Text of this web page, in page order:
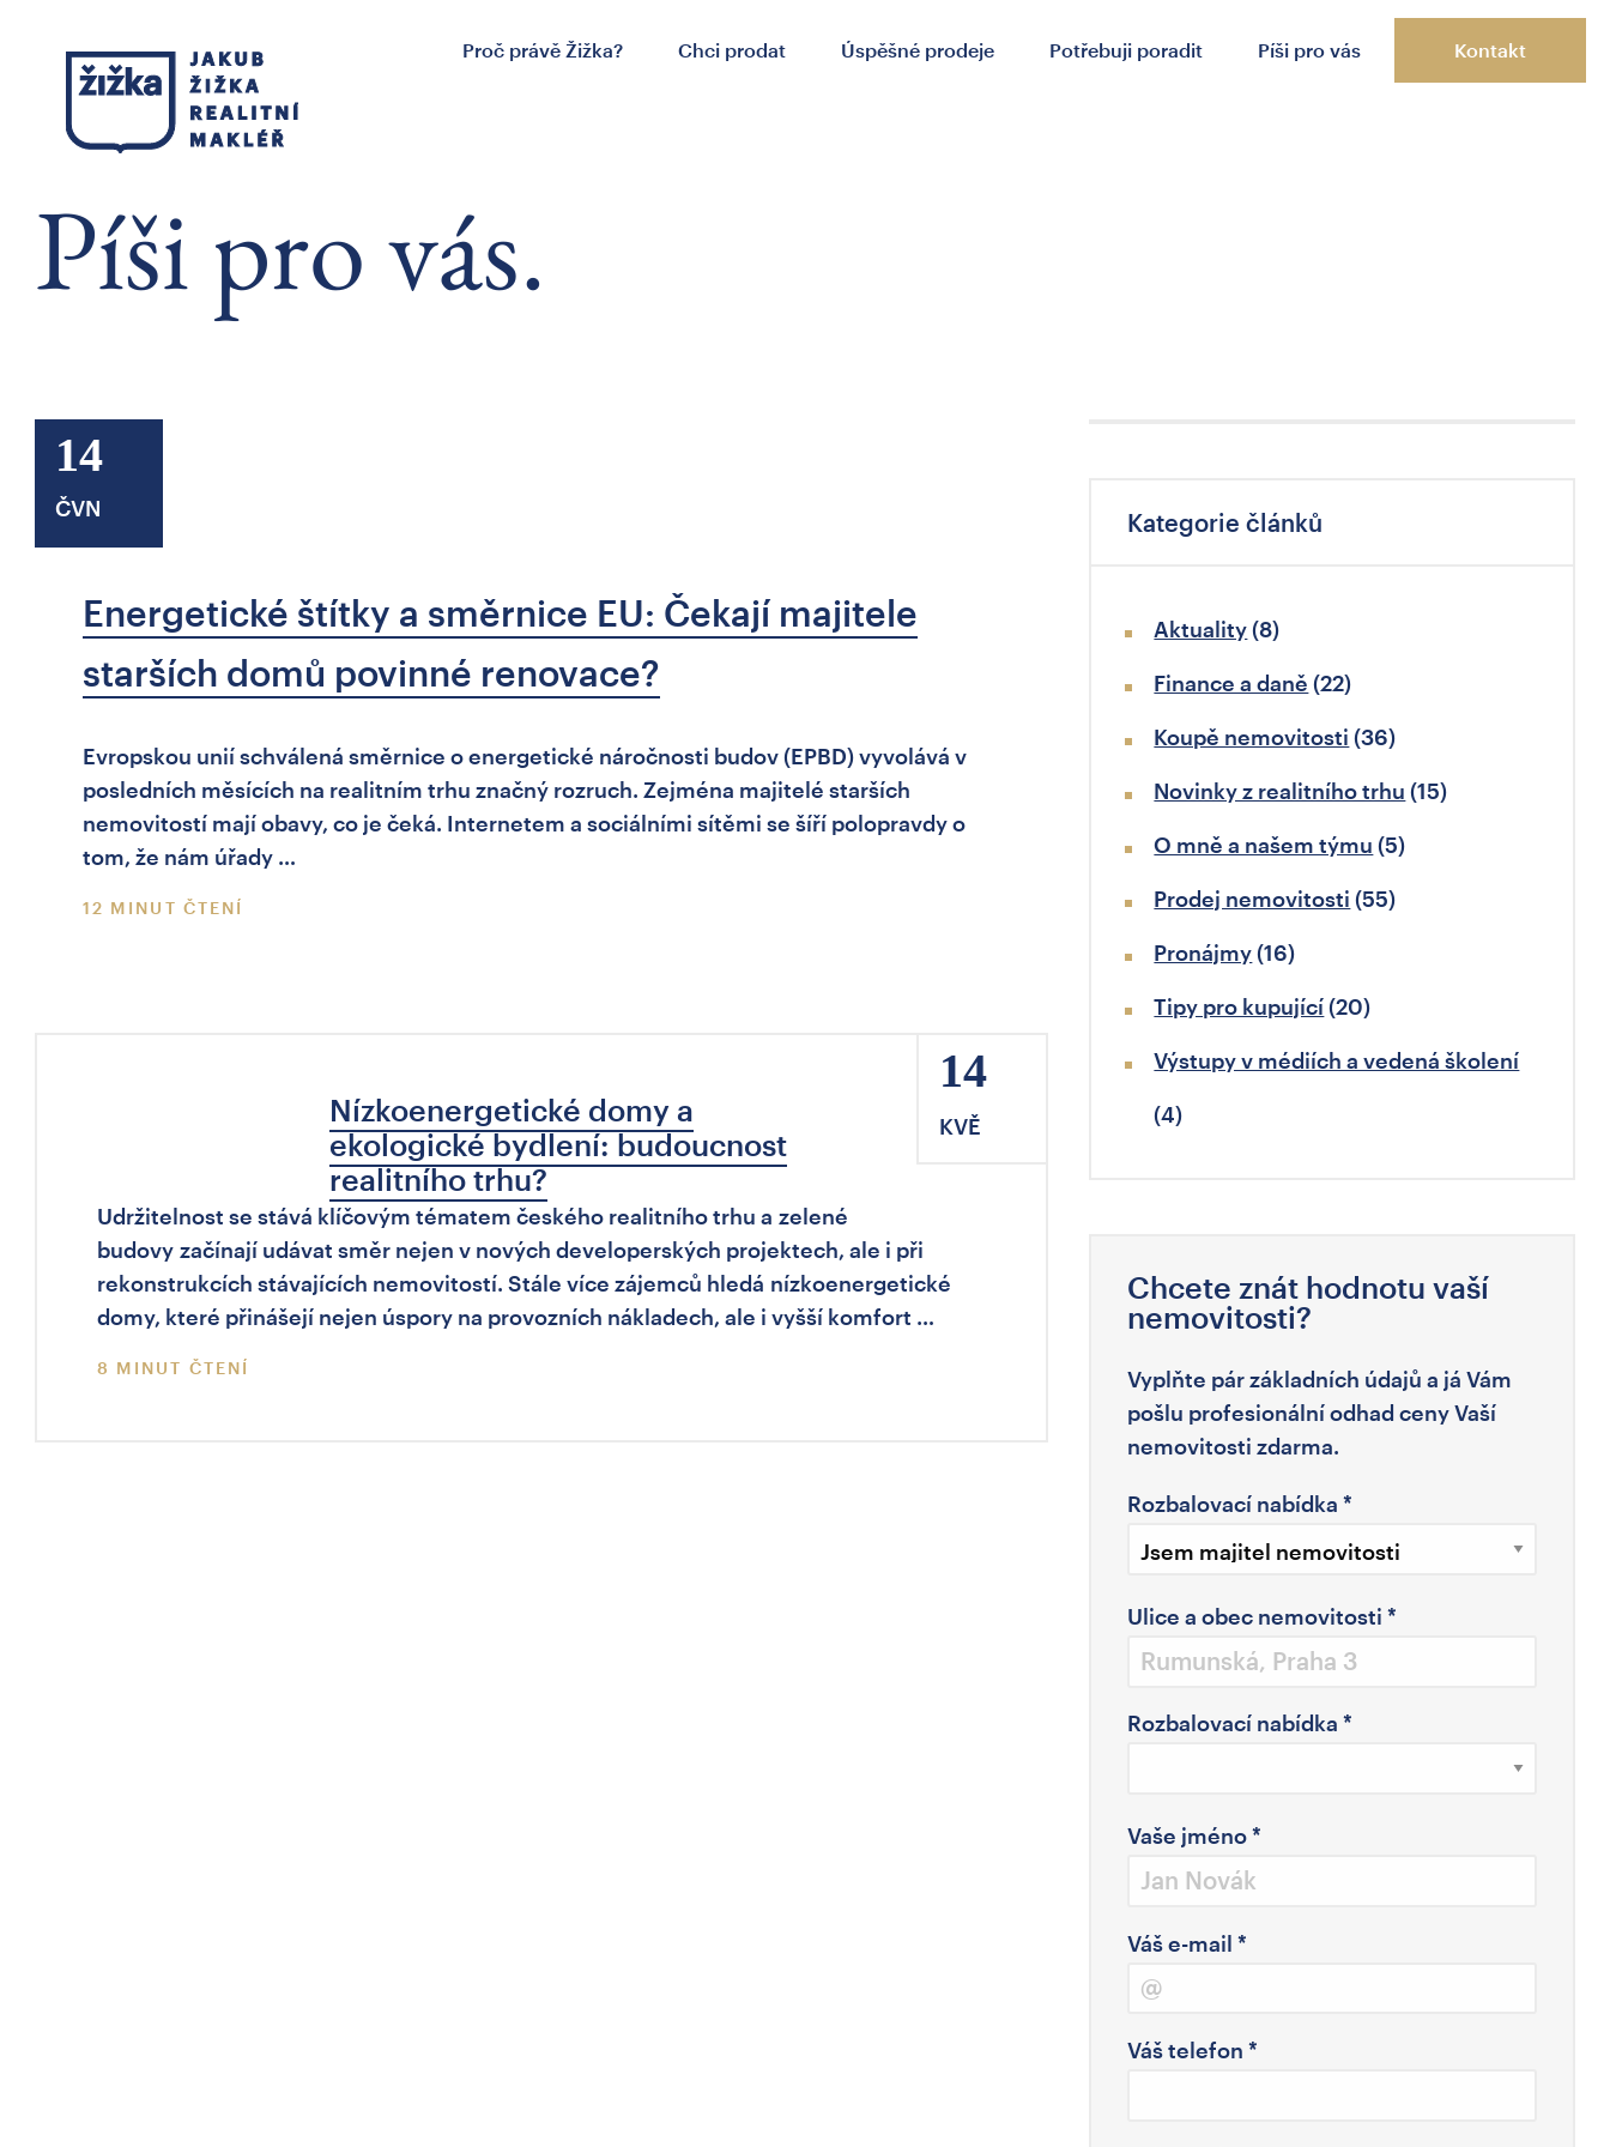
Proč právě Žižka? Chci prodat Úspěšné prodeje Potřebuji poradit Píši pro vás Kontakt
Píši pro vás.
14
ČVN
Energetické štítky a směrnice EU: Čekají majitele
starších domů povinné renovace?
Evropskou unií schválená směrnice o energetické náročnosti budov (EPBD) vyvolává v
posledních měsících na realitním trhu značný rozruch. Zejména majitelé starších
nemovitostí mají obavy, co je čeká. Internetem a sociálními sítěmi se šíří polopravdy o
tom, že nám úřady …
12 MINUT ČTENÍ
14
KVĚ
Nízkoenergetické domy a
ekologické bydlení: budoucnost
realitního trhu?
Udržitelnost se stává klíčovým tématem českého realitního trhu a zelené
budovy začínají udávat směr nejen v nových developerských projektech, ale i při
rekonstrukcích stávajících nemovitostí. Stále více zájemců hledá nízkoenergetické
domy, které přinášejí nejen úspory na provozních nákladech, ale i vyšší komfort …
8 MINUT ČTENÍ
Kategorie článků
Aktuality(8)
Finance a daně (22)
Koupě nemovitosti (36)
Novinky z realitního trhu (15)
O mně a našem týmu (5)
Prodej nemovitosti (55)
Pronájmy(16)
Tipy pro kupující(20)
Výstupy v médiích a vedená školení
(4)
Chcete znát hodnotu vaší
nemovitosti?
Vyplňte pár základních údajů a já Vám
pošlu profesionální odhad ceny Vaší
nemovitosti zdarma.
Rozbalovací nabídka *
Ulice a obec nemovitosti *
Rozbalovací nabídka *
Vaše jméno*
Váš e-mail *
Váš telefon *